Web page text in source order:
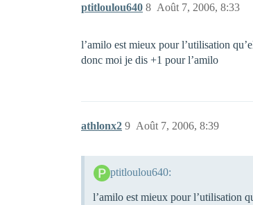
ptitloulou640 Août 7, 2006, 8:33
8
l’amilo est mieux pour l’utilisation
donc moi je dis +1 pour l’amilo
athlonx2 Août 7, 2006, 8:39
9
ptitloulou640:
l’amilo est mieux pour l’utilisation